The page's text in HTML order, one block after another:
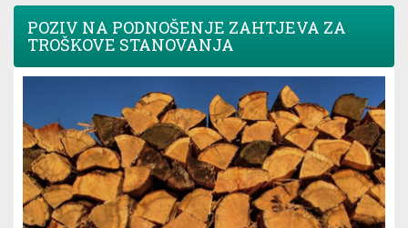
POZIV NA PODNOŠENJE ZAHTJEVA ZA
TROŠKOVE STANOVANJA